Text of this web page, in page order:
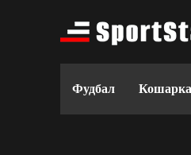
Фудбал Кошарка